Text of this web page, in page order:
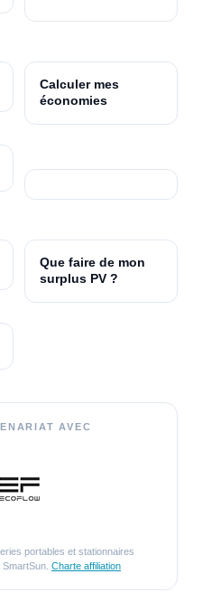
Calculer mes
économies
Que faire de mon
surplus PV ?
AVEC
portables et stationnaires
Charte affiliation